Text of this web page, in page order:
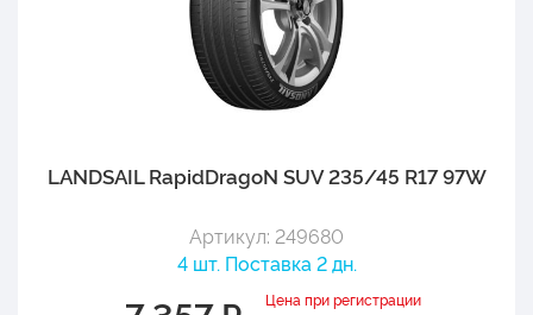
LANDSAIL RapidDragoN SUV 235/45 R17 97W
Артикул: 249680
4 шт. Поставка 2 дн.
Цена при регистрации